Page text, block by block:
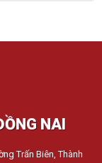
NAI
Trấn Biên, Thành